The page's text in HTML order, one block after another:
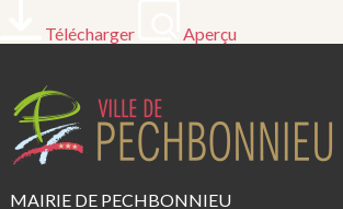
Télécharger Aperçu
MAIRIE DE PECHBONNIEU